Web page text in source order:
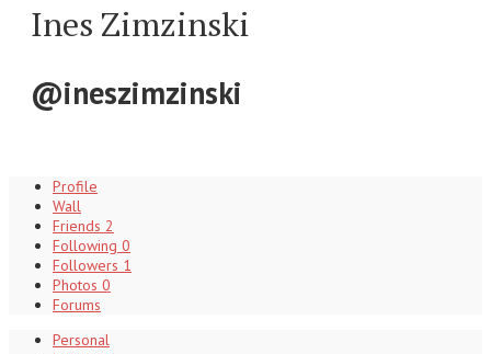
Ines Zimzinski
@ineszimzinski
Profile
Wall
Friends 2
Following 0
Followers 1
Photos 0
Forums
Personal